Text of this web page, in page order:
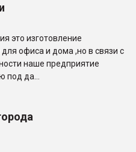
это изготовление
офиса и дома ,но в связи с
наше предприятие
под да...